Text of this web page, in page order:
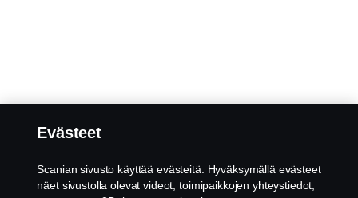
Evästeet
Scanian sivusto käyttää evästeitä. Hyväksymällä evästeet
näet sivustolla olevat videot, toimipaikkojen yhteystiedot,